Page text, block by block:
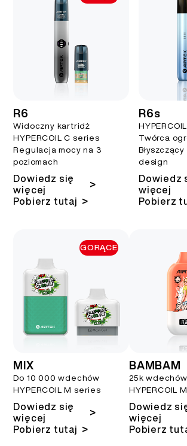
R6
Widoczny kartridż
HYPERCOIL C series
Regulacja mocy na 3
poziomach
Dowiedz się
więcej
>
Pobierz tutaj >
R6s
Twórca
design
Dowiedz
więcej
Pobierz
GORĄCE
MIX
Do 10 000 wdechów
HYPERCOIL M series
Dowiedz się
więcej
>
Pobierz tutaj >
BAMBAM
25k wdechów
HYPERCOIL
Dowiedz
więcej
Pobierz